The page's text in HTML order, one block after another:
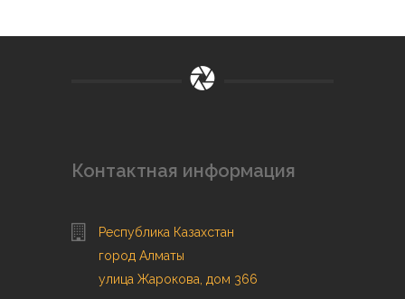
Контактная информация
Республика Казахстан
город Алматы
улица Жарокова, дом 366